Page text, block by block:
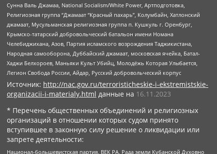
Сунна Валь Джамаа, National Socialism/White Power, Артподготовка,
Религиозная группа “Джамаат “Красный пахарь”, Колумбайн, Хатлонский
джамаат, Мусульманская религиозная группа п. Кушкуль г. Оренбург,
Крымско-татарский добровольческий батальон имени Номана
Челебиджихана, Азов, Партия исламского возрождения Таджикистана,
Народная самооборона, Дуббайский джамаат, московская ячейка, Батал-
Хаджи Белхороев, Маньяки Культ Убийц, Молодёжь Которая Улыбается,
Легион Свобода России, Айдар, Русский добровольческий корпус
Источник: http://nac.gov.ru/terroristicheskie-i-ekstremistskie-
organizacii-i-materialy.html данные на 16.11.2023
* Перечень общественных объединений и религиозных
организаций в отношении которых судом принято
вступившее в законную силу решение о ликвидации или
запрете деятельности:
Национал-большевистская партия, ВЕК РА, Рада земли Кубанской Духовно